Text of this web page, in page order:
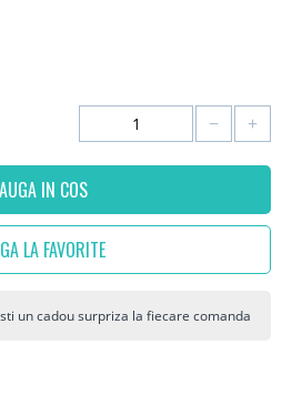
+
−
IN COS
LA FAVORITE
un cadou surpriza la fiecare comanda